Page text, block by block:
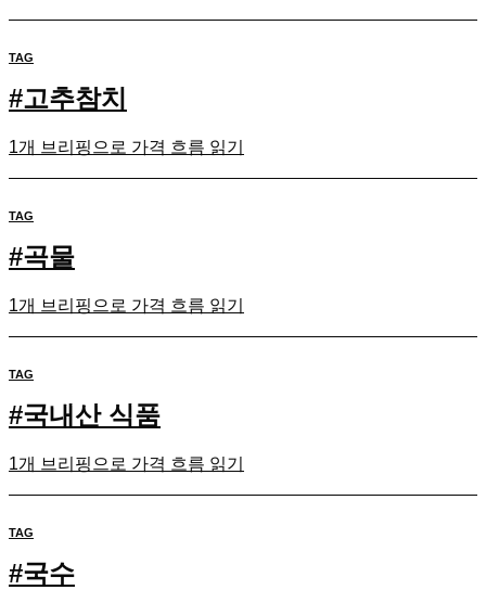
TAG
#고추참치
1개 브리핑으로 가격 흐름 읽기
TAG
#곡물
1개 브리핑으로 가격 흐름 읽기
TAG
#국내산 식품
1개 브리핑으로 가격 흐름 읽기
TAG
#국수